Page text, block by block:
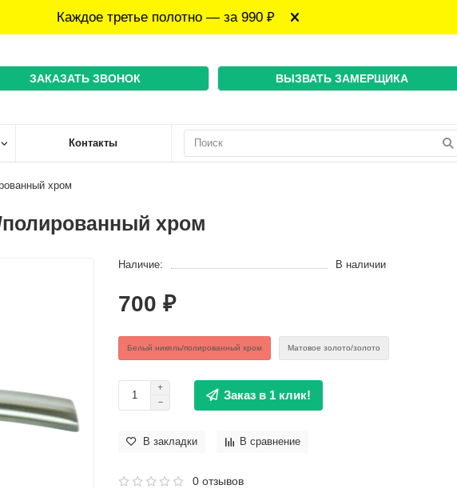
Каждое третье полотно — за 990 ₽
ЗАКАЗАТЬ ЗВОНОК ВЫЗВАТЬ ЗАМЕРЩИКА
Контакты
хром
хром
Наличие: В наличии
700 ₽
Белый никель/полированный хром Матовое золото/золото
Заказ в 1 клик!
В закладки В сравнение
0 отзывов